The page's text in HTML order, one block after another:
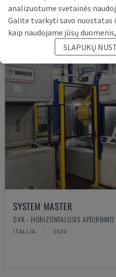
SYSTEM MASTER
DVK - HORIZONTALUSIS APDIRBIMO
ITALIJA 2020
analizuotume svetainės
Galite tvarkyti savo nuostatas
kaip naudojame jūsų
SLAPUKŲ